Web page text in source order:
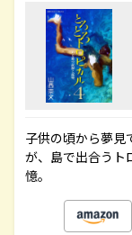
子供の頃から夢見
が、島で出合うト
憶。